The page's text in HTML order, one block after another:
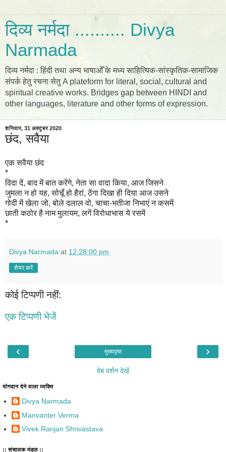
दिव्य नर्मदा .......... Divya
Narmada
दिव्य नर्मदा : हिंदी तथा अन्य भाषाओँ के मध्य साहित्यिक-सांस्कृतिक-सामाजिक
संपर्क हेतु रचना सेतु A plateform for literal, social, cultural and
spiritual creative works. Bridges gap between HINDI and
other languages, literature and other forms of expression.
शनिवार, 31 अक्टूबर 2020
छंद, सवैया
एक सवैया छंद
*
विदा दें, बाद में बात करेंगे, नेता सा वादा किया, आज जिसने
जुमला न हो यह, सोचूँ हो हैरां, ठेंगा दिखा ही दिया आज उसने
गोदी में खेला जो, बोले दलाल वो, चाचा-भतीजा निभाएं न कसमें
छाती कठोर है नाम मुलायम, लगें विरोधाभास ये रसमें
*
Divya Narmada at 12:28:00 pm
शेयर करें
कोई टिप्पणी नहीं:
एक टिप्पणी भेजें
‹ ›
मुख्यपृष्ठ
वेब वर्शन देखें
योगदान देने वाला व्यक्ति
Divya Narmada
Manvanter Verma
Vivek Ranjan Shrivastava
:: संचालक मंडल ::